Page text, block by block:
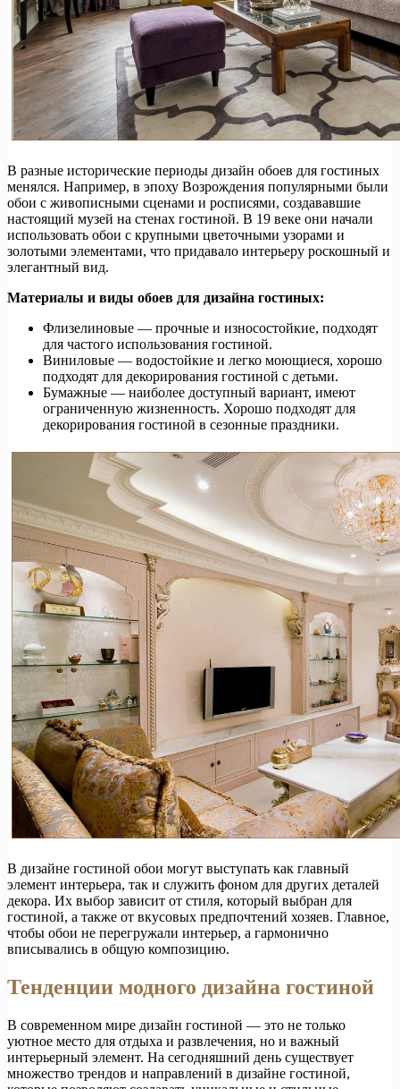
В разные исторические периоды дизайн обоев для гостиных
менялся. Например, в эпоху Возрождения популярными были
обои с живописными сценами и росписями, создававшие
настоящий музей на стенах гостиной. В 19 веке они начали
использовать обои с крупными цветочными узорами и
золотыми элементами, что придавало интерьеру роскошный и
элегантный вид.
Материалы и виды обоев для дизайна гостиных:
Флизелиновые — прочные и износостойкие, подходят
для частого использования гостиной.
Виниловые — водостойкие и легко моющиеся, хорошо
подходят для декорирования гостиной с детьми.
Бумажные — наиболее доступный вариант, имеют
ограниченную жизненность. Хорошо подходят для
декорирования гостиной в сезонные праздники.
В дизайне гостиной обои могут выступать как главный
элемент интерьера, так и служить фоном для других деталей
декора. Их выбор зависит от стиля, который выбран для
гостиной, а также от вкусовых предпочтений хозяев. Главное,
чтобы обои не перегружали интерьер, а гармонично
вписывались в общую композицию.
Тенденции модного дизайна гостиной
В современном мире дизайн гостиной — это не только
уютное место для отдыха и развлечения, но и важный
интерьерный элемент. На сегодняшний день существует
множество трендов и направлений в дизайне гостиной,